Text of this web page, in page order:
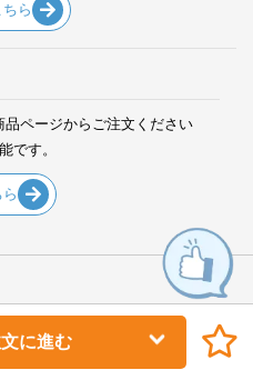
に進む
ら
ページからご注文ください
です。